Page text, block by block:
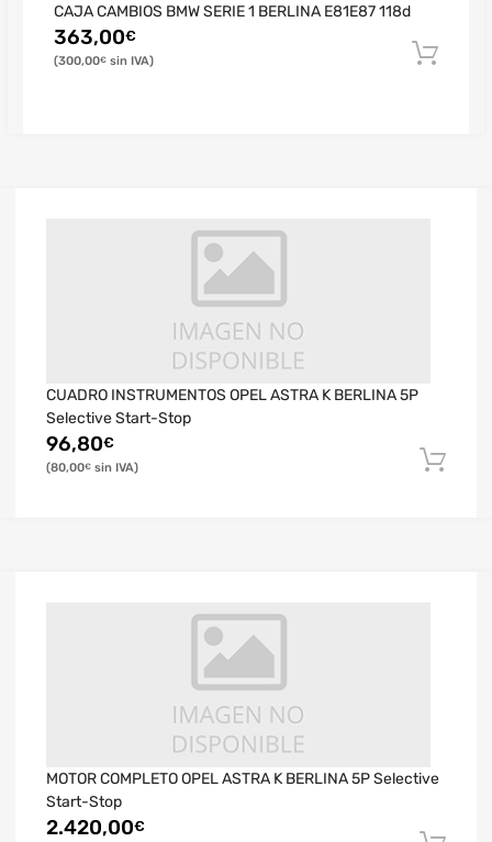
CAJA CAMBIOS BMW SERIE 1 BERLINA E81E87 118d
363,00€
300,00€
CUADRO INSTRUMENTOS OPEL ASTRA K BERLINA 5P
Selective Start-Stop
96,80€
80,00€
MOTOR COMPLETO OPEL ASTRA K BERLINA 5P Selective
Start-Stop
2.420,00€